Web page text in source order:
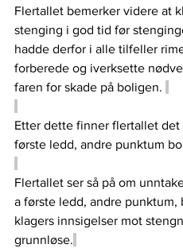
Flertallet bemerker videre at
stenging i god tid før
hadde derfor i alle tilfeller
forberede og iverksette
faren for skade på boligen.
Etter dette finner flertallet det
første ledd, andre punktum
Flertallet ser så på om
a første ledd, andre punktum,
klagers innsigelser mot
grunnløse.